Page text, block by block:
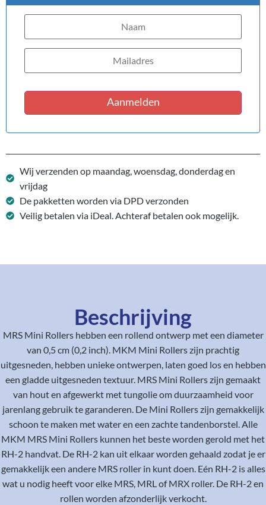
Aanmelden
Wij verzenden op maandag, woensdag, donderdag en
vrijdag
De pakketten worden via DPD verzonden
Veilig betalen via iDeal. Achteraf betalen ook mogelijk.
Beschrijving
MRS Mini Rollers hebben een rollend ontwerp met een diameter
van 0,5 cm (0,2 inch). MKM Mini Rollers zijn prachtig
uitgesneden, hebben unieke ontwerpen, laten goed los en hebben
een gladde uitgesneden textuur. MRS Mini Rollers zijn gemaakt
van hout en afgewerkt met tungolie om duurzaamheid voor
jarenlang gebruik te garanderen. De Mini Rollers zijn gemakkelijk
schoon te maken met water en een zachte tandenborstel. Alle
MKM MRS Mini Rollers kunnen het beste worden gerold met het
RH-2 handvat. De RH-2 kan uit elkaar worden gehaald zodat je er
gemakkelijk een andere MRS roller in kunt doen. Eén RH-2 is alles
wat u nodig heeft voor elke MRS, MRL of MRX roller. De RH-2 en
rollen worden afzonderlijk verkocht.